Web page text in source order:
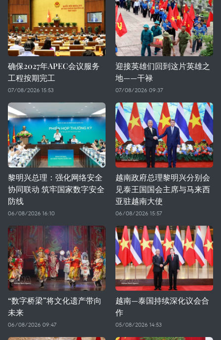
确保2027年APEC会议服务
工程按期完工
07/08/2026 15:53
迎接英雄们回到这片英雄之
地——干禄
07/08/2026 09:37
黎明兴总理：强化网络安全
协同联动 筑牢国家数字安全
防线
06/08/2026 16:10
越南政府总理黎明兴分别会
见泰王国国会主席与马来西
亚驻越南大使
06/08/2026 15:57
“数字桥梁”将文化遗产带向
未来
06/08/2026 09:47
越南—泰国持续深化议会合
作
05/08/2026 14:53